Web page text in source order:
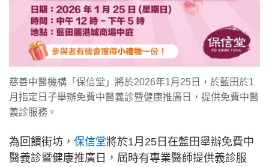
慈善中醫機構「保信堂」將於2026年1月25日，於藍田於1
月指定日子舉辦免費中醫義診暨健康推廣日，提供免費中醫
義診服務。
為回饋街坊， 保信堂將於1月25日在藍田舉辦免費中
醫義診暨健康推廣日，屆時有專業醫師提供義診服